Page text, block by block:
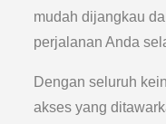
mudah dijangkau
perjalanan Anda
Dengan seluruh
akses yang